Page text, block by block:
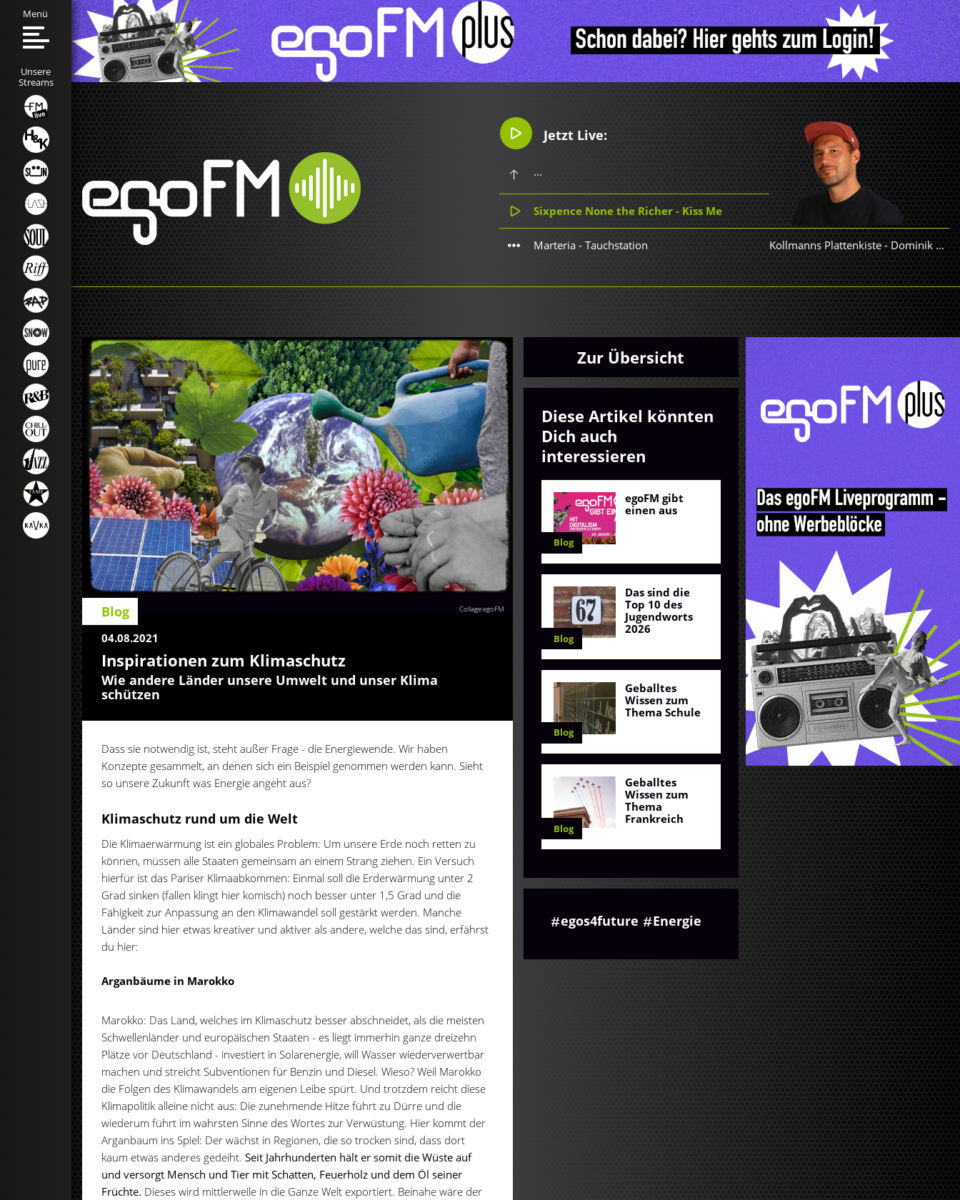
Jetzt Live:
...
Sixpence None the Richer - Kiss Me
Marteria - Tauchstation Kollmanns Plattenkiste-Dominik Kollmann
Menü
Unsere
Streams
Collage:egoFM
Blog
04.08.2021
Inspirationen zum Klimaschutz
Wie andere Länder unsere Umwelt und unser Klima
schützen
Dass sie notwendig ist, steht außer Frage - die Energiewende. Wir haben
Konzepte gesammelt, an denen sich ein Beispiel genommen werden kann. Sieht
so unsere Zukunft was Energie angeht aus?
Klimaschutz rund um die Welt
Die Klimaerwärmung ist ein globales Problem: Um unsere Erde noch retten zu
können, müssen alle Staaten gemeinsam an einem Strang ziehen. Ein Versuch
hierfür ist das Pariser Klimaabkommen: Einmal soll die Erderwärmung unter 2
Grad sinken (fallen klingt hier komisch) noch besser unter 1,5 Grad und die
Fähigkeit zur Anpassung an den Klimawandel soll gestärkt werden. Manche
Länder sind hier etwas kreativer und aktiver als andere, welche das sind, erfährst
du hier:
Arganbäume in Marokko
Marokko: Das Land, welches im Klimaschutz besser abschneidet, als die meisten
Schwellenländer und europäischen Staaten - es liegt immerhin ganze dreizehn
Plätze vor Deutschland - investiert in Solarenergie, will Wasser wiederverwertbar
machen und streicht Subventionen für Benzin und Diesel. Wieso? Weil Marokko
die Folgen des Klimawandels am eigenen Leibe spürt. Und trotzdem reicht diese
Klimapolitik alleine nicht aus: Die zunehmende Hitze führt zu Dürre und die
wiederum führt im wahrsten Sinne des Wortes zur Verwüstung. Hier kommt der
Arganbaum ins Spiel: Der wächst in Regionen, die so trocken sind, dass dort
kaum etwas anderes gedeiht.Seit Jahrhunderten hält er somit die Wüste auf
und versorgt Mensch und Tier mit Schatten, Feuerholz und dem Öl seiner
Früchte. Dieses wird mittlerweile in die Ganze Welt exportiert. Beinahe wäre der
Zur Übersicht
Diese Artikel könnten
Dich auch
interessieren
Blog
egoFM gibt
einen aus
Blog
Das sind die
Top 10 des
Jugendworts
2026
Blog
Geballtes
Wissen zum
Thema Schule
Blog
Geballtes
Wissen zum
Thema
Frankreich
egos4future Energie